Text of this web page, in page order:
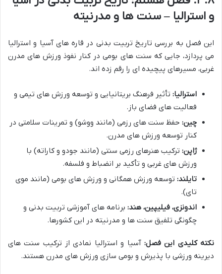
و استرالیا – سنت ها و مدرنیته
این فصل به بررسی تاریخ تربیت بدنی در قاره های آسیا و استرالیا
می پردازد، جایی که سنت های بومی در کنار نفوذ ورزش های مدرن
غربی، مسیرهای پیچیده ای را رقم زده اند.
استرالیا: تأثیر فرهنگ بریتانیایی و توسعه ورزش های تیمی و
فعالیت های فضای باز.
چین: حفظ سنت های رزمی (مانند ووشو) و تمرینات سلامتی در
کنار توسعه ورزش های مدرن.
ژاپن: ترکیب هنرهای رزمی سنتی (مانند جودو و کاراته) با
ورزش های غربی و تأکید بر انضباط و فلسفه.
تایلند: توسعه ورزش همگانی و ورزش های بومی (مانند موی
تای).
اندونزی، فیلیپین، هند: برنامه های آموزشی تربیت بدنی و
چگونگی تلفیق سنت ها و مدرنیته در این کشورها.
نکته کلیدی این فصل: آسیا و استرالیا نمادی از ترکیب سنت های
دیرینه ورزشی با پذیرش و بومی سازی ورزش های مدرن هستند.